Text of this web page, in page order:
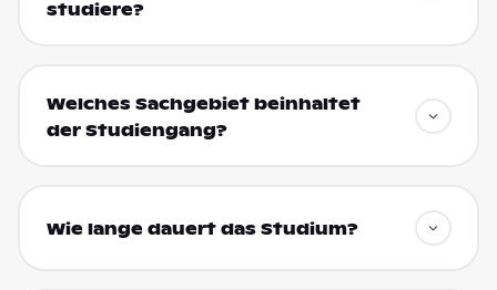
studiere?
Welches Sachgebiet beinhaltet
der Studiengang?
Wie lange dauert das Studium?